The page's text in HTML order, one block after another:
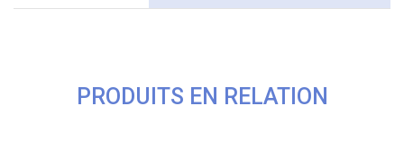
PRODUITS EN RELATION